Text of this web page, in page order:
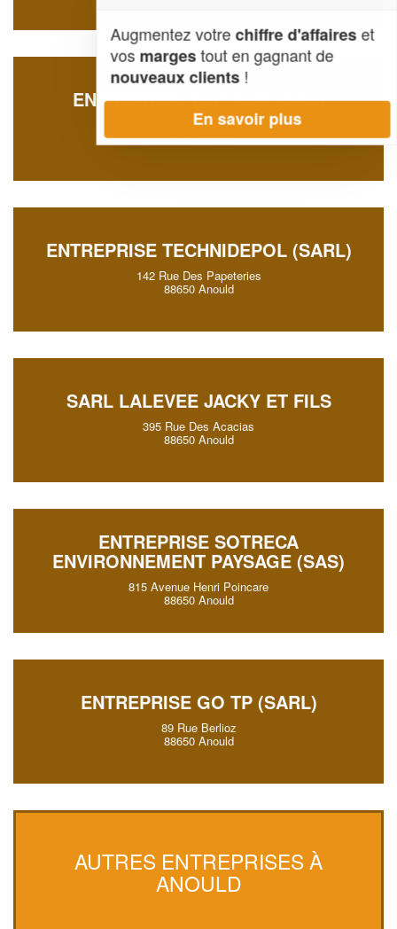
ENTREPRISE TOP ASPI (SAS)
172 Rue Jean Lurcat
88650 Anould
ENTREPRISE TECHNIDEPOL (SARL)
142 Rue Des Papeteries
88650 Anould
SARL LALEVEE JACKY ET FILS
395 Rue Des Acacias
88650 Anould
ENTREPRISE SOTRECA
ENVIRONNEMENT PAYSAGE (SAS)
815 Avenue Henri Poincare
88650 Anould
ENTREPRISE GO TP (SARL)
89 Rue Berlioz
88650 Anould
AUTRES ENTREPRISES À
ANOULD
Augmentez votrechiffre d'affaireset
vos margestout en gagnant de
nouveaux clients!
En savoir plus